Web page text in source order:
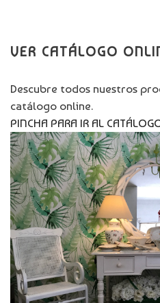
VER CATÁLOGO
Descubre todos nuestros
catálogo online.
PINCHA PARA IR AL